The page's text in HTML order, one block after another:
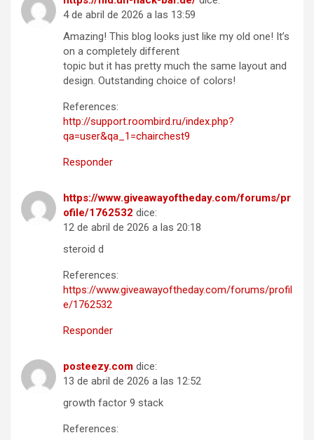
4 de abril de 2026 a las 13:59
Amazing! This blog looks just like my old one! It’s
on a completely different
topic but it has pretty much the same layout and
design. Outstanding choice of colors!
References:
http://support.roombird.ru/index.php?
qa=user&qa_1=chairchest9
Responder
https://www.giveawayoftheday.com/forums/pr
ofile/1762532 dice:
12 de abril de 2026 a las 20:18
steroid d
References:
https://www.giveawayoftheday.com/forums/profil
e/1762532
Responder
posteezy.com dice:
13 de abril de 2026 a las 12:52
growth factor 9 stack
References: